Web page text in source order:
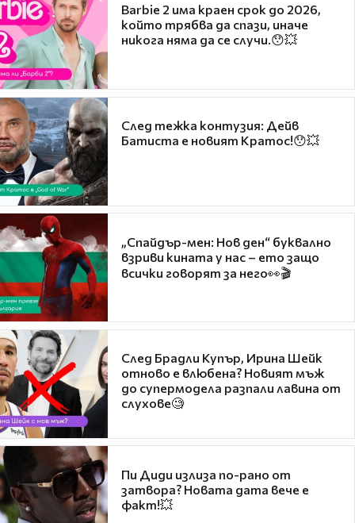
Barbie 2 има краен срок до 2026,
който трябва да спази, иначе
никога няма да се случи.😯💥
След тежка контузия: Дейв
Батиста е новият Кратос!😯💥
„Спайдър-мен: Нов ден“ буквално
взриви кината у нас – ето защо
всички говорят за него👀🎬
След Брадли Купър, Ирина Шейк
отново е влюбена? Новият мъж
до супермодела разпали лавина от
слухове🧐
Пи Диди излиза по-рано от
затвора? Новата дата вече е
факт!💥